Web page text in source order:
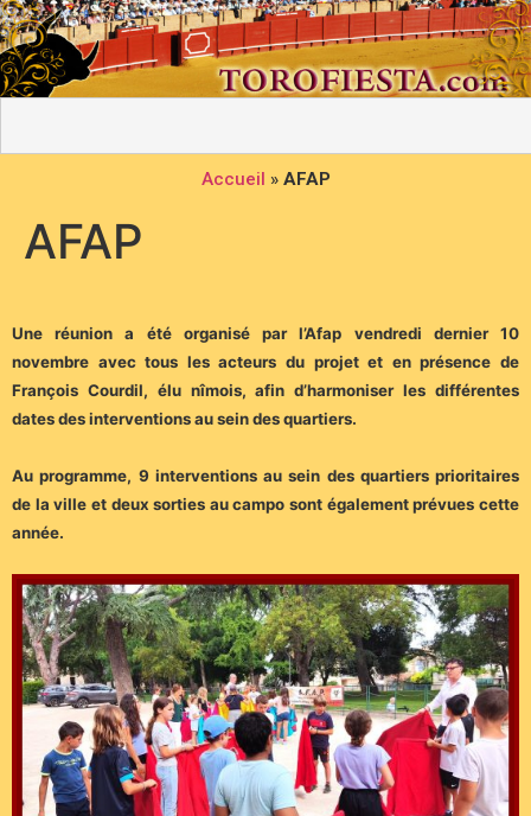
Accueil » AFAP
AFAP
Une réunion a été organisé par l’Afap vendredi dernier 10
novembre avec tous lesacteurs du projet et en présence de
François Courdil, élu nîmois, afin d’harmoniser les différentes
dates des interventions au sein des quartiers.
Au programme, 9 interventions au sein des quartiers prioritaires
de la ville et deux sorties au campo sont également prévues cette
année.